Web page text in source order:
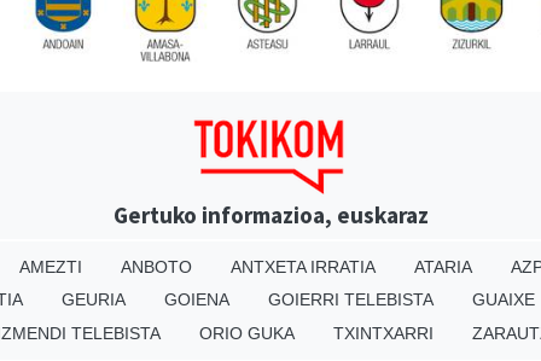
Gertuko informazioa, euskaraz
AMEZTI ANBOTO ANTXETA IRRATIA ATARIA
GEURIA GOIENA GOIERRI TELEBISTA
GUAIXE
TELEBISTA ORIO GUKA TXINTXARRI